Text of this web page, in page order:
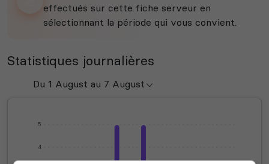
effectués sur cette fiche serveur en
sélectionnant la période qui vous convient.
Statistiques journalières
4
5